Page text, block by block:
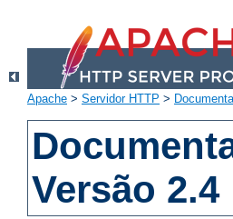
Apache > Servidor HTTP >
Versão 2.4